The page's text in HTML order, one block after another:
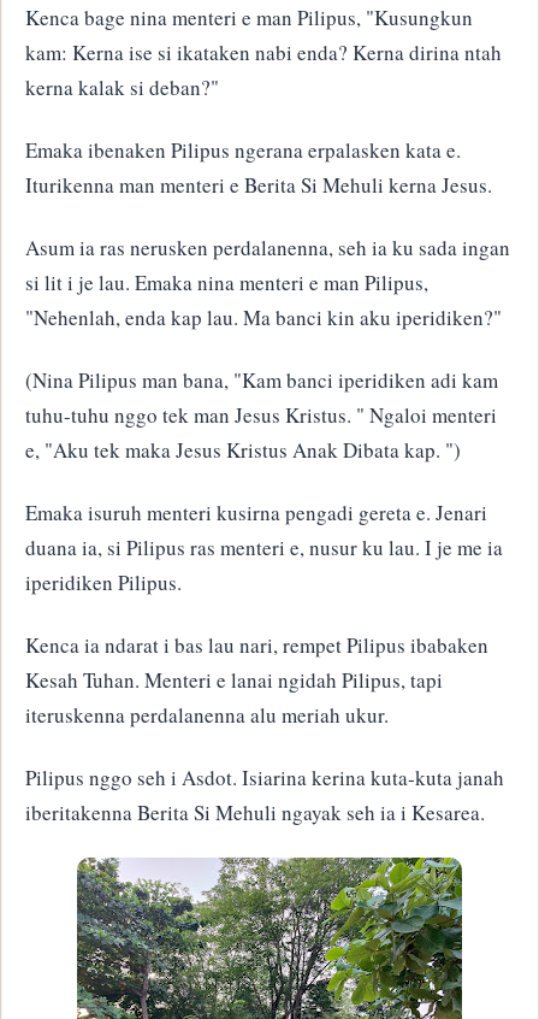
Kenca bage nina menteri e man Pilipus, "Kusungkun
kam: Kerna ise si ikataken nabi enda? Kerna dirina ntah
kerna kalak si deban?"
Emaka ibenaken Pilipus ngerana erpalasken kata e.
Iturikenna man menteri e Berita Si Mehuli kerna Jesus.
Asum ia ras nerusken perdalanenna, seh ia ku sada ingan
si lit i je lau. Emaka nina menteri e man Pilipus,
"Nehenlah, enda kap lau. Ma banci kin aku iperidiken?"
(Nina Pilipus man bana, "Kam banci iperidiken adi kam
tuhu-tuhu nggo tek man Jesus Kristus. " Ngaloi menteri
e, "Aku tek maka Jesus Kristus Anak Dibata kap. ")
Emaka isuruh menteri kusirna pengadi gereta e. Jenari
duana ia, si Pilipus ras menteri e, nusur ku lau. I je me ia
iperidiken Pilipus.
Kenca ia ndarat i bas lau nari, rempet Pilipus ibabaken
Kesah Tuhan. Menteri e lanai ngidah Pilipus, tapi
iteruskenna perdalanenna alu meriah ukur.
Pilipus nggo seh i Asdot. Isiarina kerina kuta-kuta janah
iberitakenna Berita Si Mehuli ngayak seh ia i Kesarea.